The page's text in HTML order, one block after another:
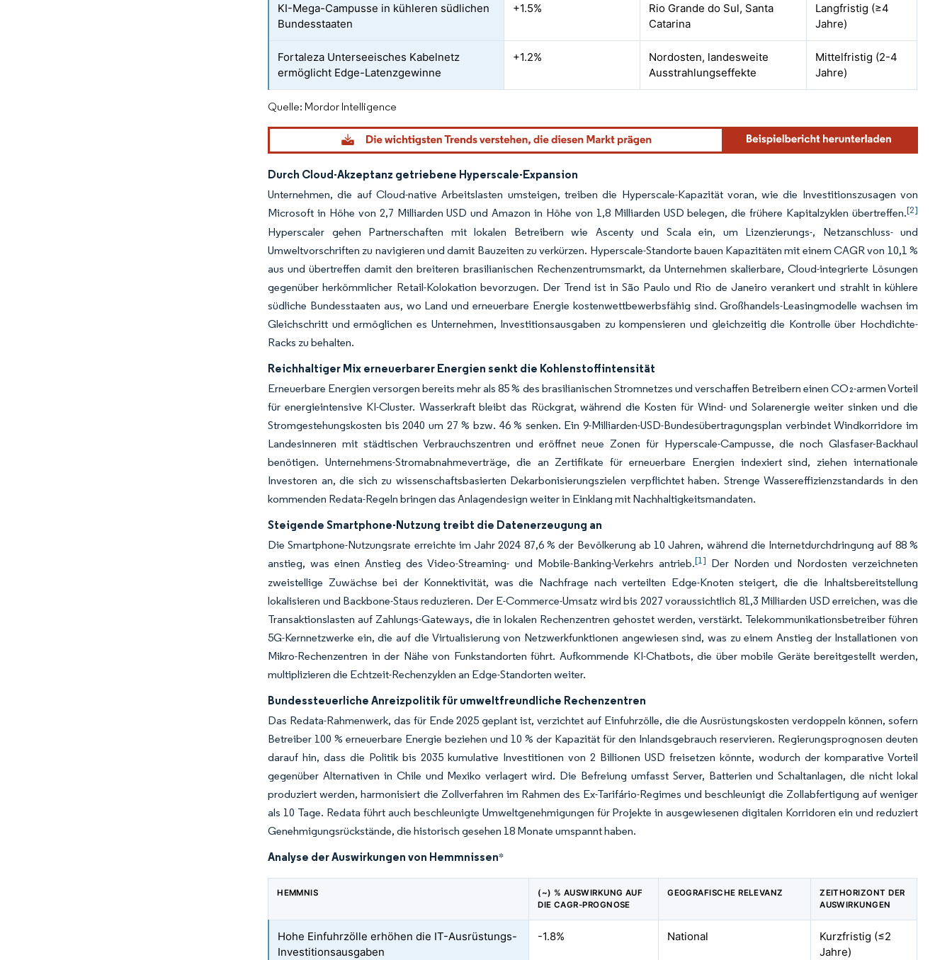
KI-Mega-Campusse in kühleren südlichen
Bundesstaaten
+1.5%
Rio Grande do Sul, Santa
Catarina
Langfristig (≥4
Jahre)
Fortaleza Unterseeisches Kabelnetz
ermöglicht Edge-Latenzgewinne
+1.2%
Nordosten, landesweite
Ausstrahlungseffekte
Mittelfristig (2-4
Jahre)
Quelle: Mordor Intelligence
Durch Cloud-Akzeptanz getriebene Hyperscale-Expansion
Unternehmen, die auf Cloud-native Arbeitslasten umsteigen, treiben die Hyperscale-Kapazität voran, wie die Investitionszusagen von
Microsoft in Höhe von 2,7 Milliarden USD und Amazon in Höhe von 1,8 Milliarden USD belegen, die frühere Kapitalzyklen übertreffen.[2]
Hyperscaler gehen Partnerschaften mit lokalen Betreibern wie Ascenty und Scala ein, um Lizenzierungs-, Netzanschluss- und
Umweltvorschriften zu navigieren und damit Bauzeiten zu verkürzen. Hyperscale-Standorte bauen Kapazitäten mit einem CAGR von 10,1 %
aus und übertreffen damit den breiteren brasilianischen Rechenzentrumsmarkt, da Unternehmen skalierbare, Cloud-integrierte Lösungen
gegenüber herkömmlicher Retail-Kolokation bevorzugen. Der Trend ist in São Paulo und Rio de Janeiro verankert und strahlt in kühlere
südliche Bundesstaaten aus, wo Land und erneuerbare Energie kostenwettbewerbsfähig sind. Großhandels-Leasingmodelle wachsen im
Gleichschritt und ermöglichen es Unternehmen, Investitionsausgaben zu kompensieren und gleichzeitig die Kontrolle über Hochdichte-
Racks zu behalten.
Reichhaltiger Mix erneuerbarer Energien senkt die Kohlenstoffintensität
Erneuerbare Energien versorgen bereits mehr als 85 % des brasilianischen Stromnetzes und verschaffen Betreibern einen CO₂-armen Vorteil
für energieintensive KI-Cluster. Wasserkraft bleibt das Rückgrat, während die Kosten für Wind- und Solarenergie weiter sinken und die
Stromgestehungskosten bis 2040 um 27 % bzw. 46 % senken. Ein 9-Milliarden-USD-Bundesübertragungsplan verbindet Windkorridore im
Landesinneren mit städtischen Verbrauchszentren und eröffnet neue Zonen für Hyperscale-Campusse, die noch Glasfaser-Backhaul
benötigen. Unternehmens-Stromabnahmeverträge, die an Zertifikate für erneuerbare Energien indexiert sind, ziehen internationale
Investoren an, die sich zu wissenschaftsbasierten Dekarbonisierungszielen verpflichtet haben. Strenge Wassereffizienzstandards in den
kommenden Redata-Regeln bringen das Anlagendesign weiter in Einklang mit Nachhaltigkeitsmandaten.
Steigende Smartphone-Nutzung treibt die Datenerzeugung an
Die Smartphone-Nutzungsrate erreichte im Jahr 2024 87,6 % der Bevölkerung ab 10 Jahren, während die Internetdurchdringung auf 88 %
anstieg, was einen Anstieg des Video-Streaming- und Mobile-Banking-Verkehrs antrieb.[1] Der Norden und Nordosten verzeichneten
zweistellige Zuwächse bei der Konnektivität, was die Nachfrage nach verteilten Edge-Knoten steigert, die die Inhaltsbereitstellung
lokalisieren und Backbone-Staus reduzieren. Der E-Commerce-Umsatz wird bis 2027 voraussichtlich 81,3 Milliarden USD erreichen, was die
Transaktionslasten auf Zahlungs-Gateways, die in lokalen Rechenzentren gehostet werden, verstärkt. Telekommunikationsbetreiber führen
5G-Kernnetzwerke ein, die auf die Virtualisierung von Netzwerkfunktionen angewiesen sind, was zu einem Anstieg der Installationen von
Mikro-Rechenzentren in der Nähe von Funkstandorten führt. Aufkommende KI-Chatbots, die über mobile Geräte bereitgestellt werden,
multiplizieren die Echtzeit-Rechenzyklen an Edge-Standorten weiter.
Bundessteuerliche Anreizpolitik für umweltfreundliche Rechenzentren
Das Redata-Rahmenwerk, das für Ende 2025 geplant ist, verzichtet auf Einfuhrzölle, die die Ausrüstungskosten verdoppeln können, sofern
Betreiber 100 % erneuerbare Energie beziehen und 10 % der Kapazität für den Inlandsgebrauch reservieren. Regierungsprognosen deuten
darauf hin, dass die Politik bis 2035 kumulative Investitionen von 2 Billionen USD freisetzen könnte, wodurch der komparative Vorteil
gegenüber Alternativen in Chile und Mexiko verlagert wird. Die Befreiung umfasst Server, Batterien und Schaltanlagen, die nicht lokal
produziert werden, harmonisiert die Zollverfahren im Rahmen des Ex-Tarifário-Regimes und beschleunigt die Zollabfertigung auf weniger
als 10 Tage. Redata führt auch beschleunigte Umweltgenehmigungen für Projekte in ausgewiesenen digitalen Korridoren ein und reduziert
Genehmigungsrückstände, die historisch gesehen 18 Monate umspannt haben.
Analyse der Auswirkungen von Hemmnissen*
HEMMNIS
(~) % AUSWIRKUNG AUF
DIE CAGR-PROGNOSE
GEOGRAFISCHE RELEVANZ
ZEITHORIZONT DER
AUSWIRKUNGEN
Hohe Einfuhrzölle erhöhen die IT-Ausrüstungs-
Investitionsausgaben
-1.8% National
Kurzfristig (≤2
Jahre)